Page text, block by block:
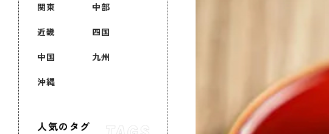
関東 中部
近畿 四国
中国 九州
沖縄
人気のタグ